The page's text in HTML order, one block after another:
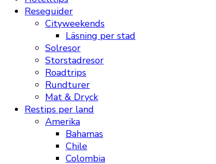
Reseguider
Cityweekends
Läsning per stad
Solresor
Storstadresor
Roadtrips
Rundturer
Mat & Dryck
Restips per land
Amerika
Bahamas
Chile
Colombia